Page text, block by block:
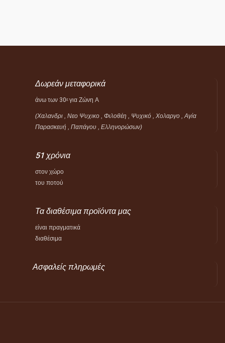
Δωρεάν μεταφορικά
άνω των 30ε για Ζώνη Α
(Χαλανδρι , Νεο Ψυχικο , Φιλοθέη , Ψυχικό , Χολαργο , Αγία
Παρασκευή , Παπάγου , Ελληνορώσων)
51 χρόνια
στον χώρο
του ποτού
Τα διαθέσιμα προϊόντα μας
είναι πραγματικά
διαθέσιμα
Ασφαλείς πληρωμές